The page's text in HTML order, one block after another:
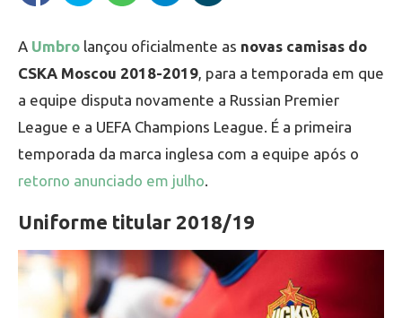
A Umbro lançou oficialmente as novas camisas do
CSKA Moscou 2018-2019, para a temporada em que
a equipe disputa novamente a Russian Premier
League e a UEFA Champions League. É a primeira
temporada da marca inglesa com a equipe após o
retorno anunciado em julho.
Uniforme titular 2018/19